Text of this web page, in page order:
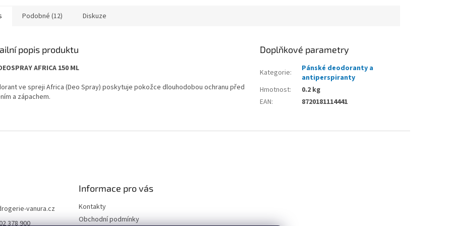
Podobné (12) Diskuze
popis produktu
AFRICA 150 ML
ve spreji Africa (Deo Spray) poskytuje pokožce dlouhodobou ochranu před
a zápachem.
Doplňkové parametry
Kategorie:
Pánské deodoranty a
antiperspiranty
Hmotnost:
0.2 kg
EAN: 8720181114441
vanura.cz
378 900
Informace pro vás
Kontakty
Obchodní podmínky